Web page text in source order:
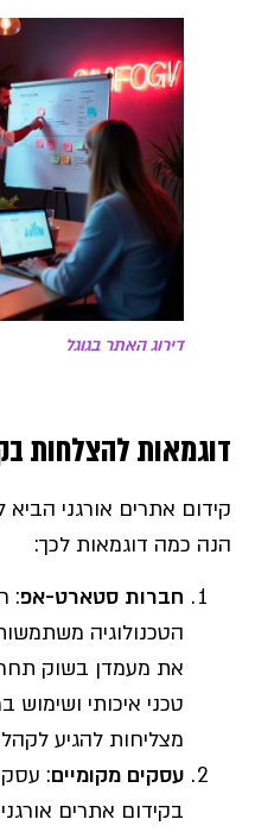
דירוג האתר בגוגל
דוגמאות להצלחות
קידום אתרים אורגני
הנה כמה דוגמאות לכך:
חברות סטארט-אפ:
הטכנולוגיה
את מעמדן בשוק
טכני איכותי
מצליחות להגיע
עסקים מקומיים:
בקידום אתרים